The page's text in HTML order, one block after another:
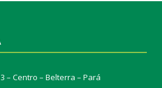
– Centro – Belterra – Pará